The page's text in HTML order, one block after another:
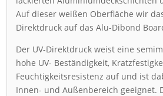
Auf dieser weißen Oberfläche wir
Direktdruck auf das Alu-Dibond
Der UV-Direktdruck weist eine
hohe UV- Beständigkeit,
Feuchtigkeitsresistenz auf und ist
Innen- und Außenbereich geeignet.